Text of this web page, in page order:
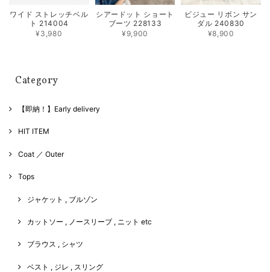
ワイド ストレッチベル
ト 214004
¥3,980
シアードット ショート
ブーツ 228133
¥9,900
ビジュー リボン サン
ダル 240830
¥8,900
Category
【即納！】Early delivery
HIT ITEM
Coat ／ Outer
Tops
ジャケット , ブルゾン
カットソー , ノースリーブ , ニット etc
ブラウス , シャツ
ベスト , ジレ , スリング